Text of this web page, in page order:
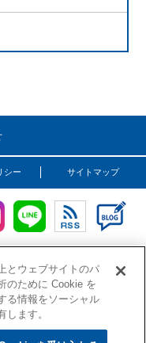
シー サイトマップ
rights reserved.
とウェブサイトのパ
のために Cookie を
る情報をソーシャル
します。